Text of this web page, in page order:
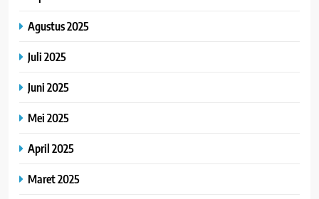
Agustus 2025
Juli 2025
Juni 2025
Mei 2025
April 2025
Maret 2025